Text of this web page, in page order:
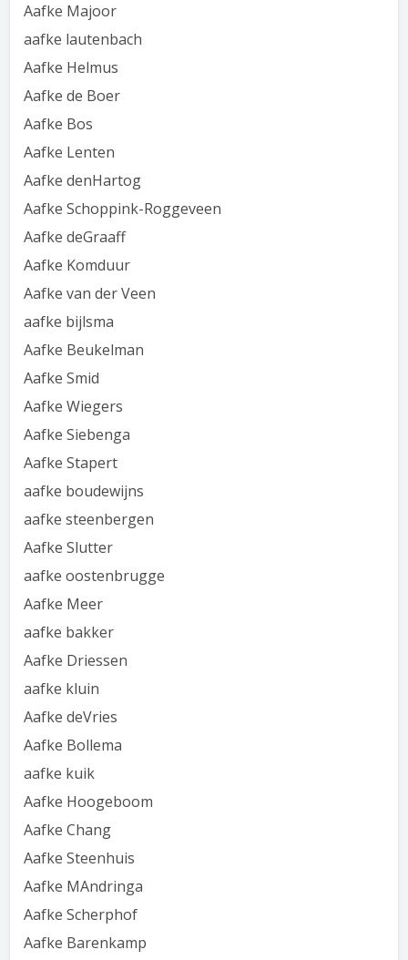
Aafke Majoor
aafke lautenbach
Aafke Helmus
Aafke de Boer
Aafke Bos
Aafke Lenten
Aafke denHartog
Aafke Schoppink-Roggeveen
Aafke deGraaff
Aafke Komduur
Aafke van der Veen
aafke bijlsma
Aafke Beukelman
Aafke Smid
Aafke Wiegers
Aafke Siebenga
Aafke Stapert
aafke boudewijns
aafke steenbergen
Aafke Slutter
aafke oostenbrugge
Aafke Meer
aafke bakker
Aafke Driessen
aafke kluin
Aafke deVries
Aafke Bollema
aafke kuik
Aafke Hoogeboom
Aafke Chang
Aafke Steenhuis
Aafke MAndringa
Aafke Scherphof
Aafke Barenkamp